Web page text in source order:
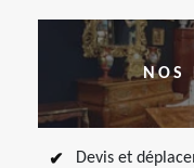
NOS
Devis et